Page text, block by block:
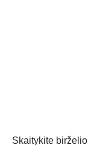
Skaitykite birželio